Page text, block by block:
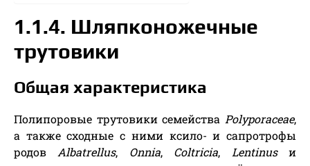
1.1.4. Шляпконожечные
трутовики
Общая характеристика
Полипоровые трутовики семейства Polyporaceae,
а также сходные с ними ксило- и сапротрофы
родов Albatrellus, Onnia, Coltricia, Lentinusи